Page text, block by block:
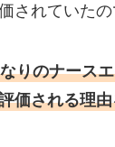
されていたの
りのナース
価される理